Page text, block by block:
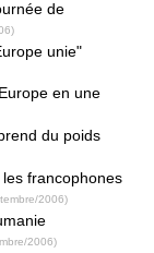
de
unie"
en une
du poids
francophones
2006)
2006)